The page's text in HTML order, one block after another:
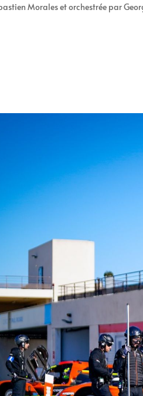
Morales et orchestrée par